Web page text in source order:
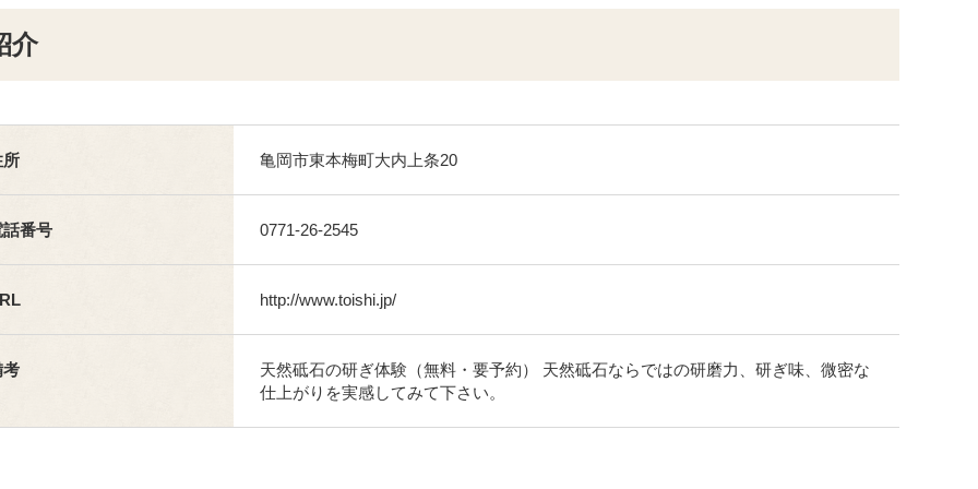
介
所 亀岡市東本梅町大内上条20
話番号 0771-26-2545
http://www.toishi.jp/
考
天然砥石の研ぎ体験（無料・要予約） 天然砥石ならではの研磨力、研ぎ味、微密な
仕上がりを実感してみて下さい。